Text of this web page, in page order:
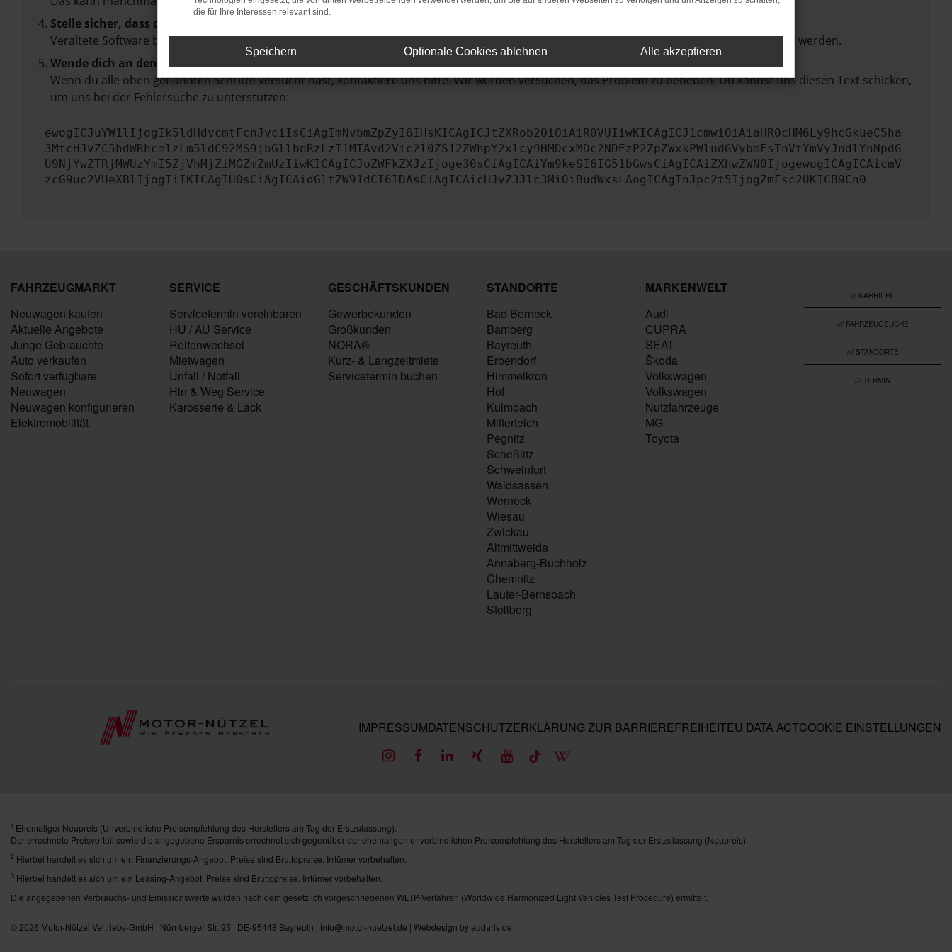
Stelle sicher, dass dein Browser und dein Betriebssystem auf dem neuesten Stand sind.
Veraltete Software birgt nicht nur ein Sicherheitsrisiko, sondern kann auch dazu führen, dass bestimmte Funktionen nicht mehr unterstützt werden.
Wende dich an den Webseitenbetreiber.
Wenn du alle oben genannten Schritte versucht hast, kontaktiere uns bitte. Wir werden versuchen, das Problem zu beheben. Du kannst uns diesen Text schicken,
um uns bei der Fehlersuche zu unterstützen:
ewogICJuYW1lIjogIk5ldHdvcmtFcnJvciIsCiAgImNvbmZpZyI6IHsKICAgICJtZXRob2QiOiAiR0VUIiwKICAgICJ1cmwiOiAiaHR0cHM6Ly9hcGkueC5ha
3MtcHJvZC5hdWRhcmlzLm5ldC92MS9jbGllbnRzLzI1MTAvd2Vic2l0ZS12ZWhpY2xlcy9HMDcxMDc2NDEzP2ZpZWxkPWludGVybmFsTnVtYmVyJndlYnNpdG
U9NjYwZTRjMWUzYmI5ZjVhMjZiMGZmZmUzIiwKICAgICJoZWFkZXJzIjoge30sCiAgICAiYm9keSI6IG51bGwsCiAgICAiZXhwZWN0IjogewogICAgICAicmV
zcG9uc2VUeXBlIjogIiIKICAgIH0sCiAgICAidGltZW91dCI6IDAsCiAgICAicHJvZ3Jlc3MiOiBudWxsLAogICAgInJpc2t5IjogZmFsc2UKICB9Cn0=
FAHRZEUGMARKT
Neuwagen kaufen
Aktuelle Angebote
Junge Gebrauchte
Auto verkaufen
Sofort verfügbare
Neuwagen
Neuwagen konfigurieren
Elektromobilität
SERVICE
Servicetermin vereinbaren
HU / AU Service
Reifenwechsel
Mietwagen
Unfall / Notfall
Hin & Weg Service
Karosserie & Lack
GESCHÄFTSKUNDEN
Gewerbekunden
Großkunden
NORA®
Kurz- & Langzeitmiete
Servicetermin buchen
STANDORTE
Bad Berneck
Bamberg
Bayreuth
Erbendorf
Himmelkron
Hof
Kulmbach
Mitterteich
Pegnitz
Scheßlitz
Schweinfurt
Waldsassen
Werneck
Wiesau
Zwickau
Altmittweida
Annaberg-Buchholz
Chemnitz
Lauter-Bernsbach
Stollberg
MARKENWELT
Audi
CUPRA
SEAT
Škoda
Volkswagen
Volkswagen
Nutzfahrzeuge
MG
Toyota
/// KARRIERE
/// FAHRZEUGSUCHE
/// STANDORTE
/// TERMIN
IMPRESSUMDATENSCHUTZERKLÄRUNG ZUR BARRIEREFREIHEITEU DATA ACTCOOKIE EINSTELLUNGEN
1 Ehemaliger Neupreis (Unverbindliche Preisempfehlung des Herstellers am Tag der Erstzulassung).
Der errechnete Preisvorteil sowie die angegebene Ersparnis errechnet sich gegenüber der ehemaligen unverbindlichen Preisempfehlung des Herstellers am Tag der Erstzulassung (Neupreis).
2 Hierbei handelt es sich um ein Finanzierungs-Angebot. Preise sind Bruttopreise. Irrtümer vorbehalten.
3 Hierbei handelt es sich um ein Leasing-Angebot. Preise sind Bruttopreise. Irrtümer vorbehalten.
Die angegebenen Verbrauchs- und Emissionswerte wurden nach dem gesetzlich vorgeschriebenen WLTP-Verfahren (Worldwide Harmonized Light Vehicles Test Procedure) ermittelt.
© 2026 Motor-Nützel Vertriebs-GmbH | Nürnberger Str. 95 | DE-95448 Bayreuth | info@motor-nuetzel.de | Webdesign by audaris.de
die für Ihre Interessen relevant sind.
Speichern Optionale Cookies ablehnen Alle akzeptieren